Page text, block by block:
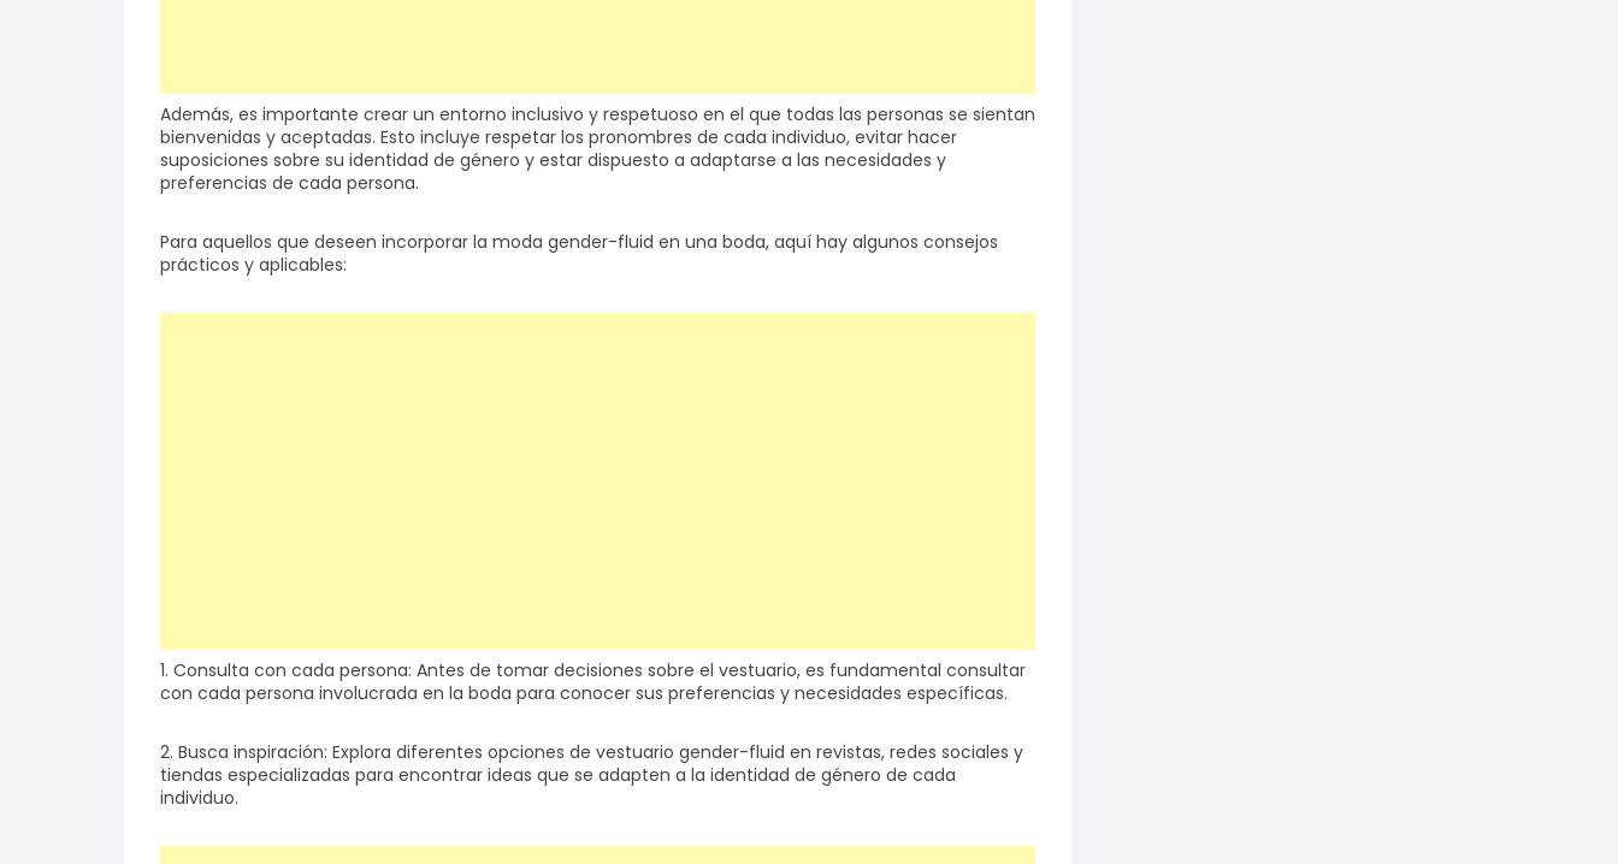
Además, es importante crear un entorno inclusivo y respetuoso en el que todas las personas se sientan
bienvenidas y aceptadas. Esto incluye respetar los pronombres de cada individuo, evitar hacer
suposiciones sobre su identidad de género y estar dispuesto a adaptarse a las necesidades y
preferencias de cada persona.
Para aquellos que deseen incorporar la moda gender-fluid en una boda, aquí hay algunos consejos
prácticos y aplicables:
1. Consulta con cada persona: Antes de tomar decisiones sobre el vestuario, es fundamental consultar
con cada persona involucrada en la boda para conocer sus preferencias y necesidades específicas.
2. Busca inspiración: Explora diferentes opciones de vestuario gender-fluid en revistas, redes sociales y
tiendas especializadas para encontrar ideas que se adapten a la identidad de género de cada
individuo.